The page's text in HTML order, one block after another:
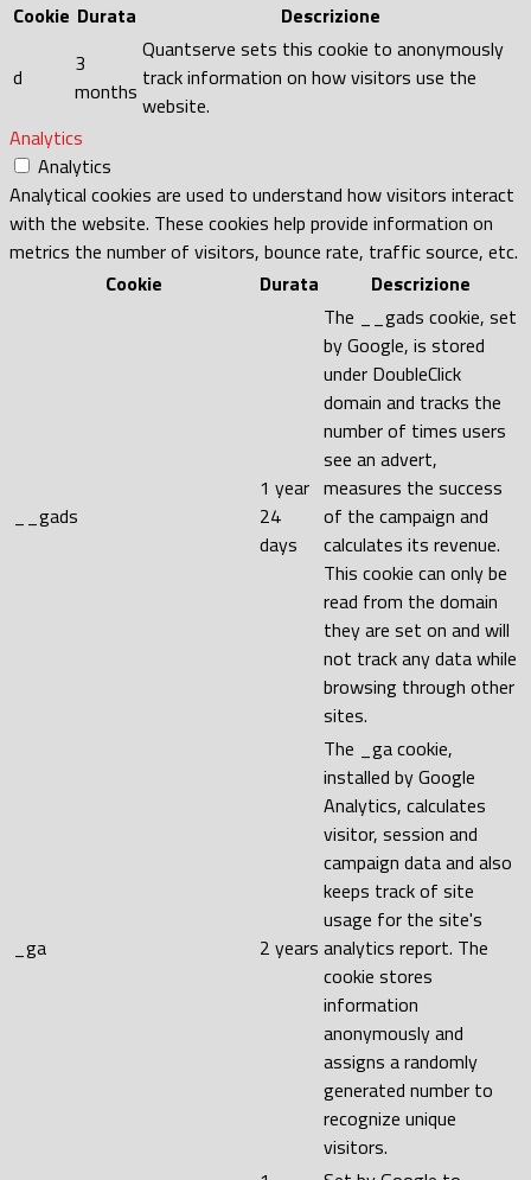
Cookie Durata Descrizione
d
3
months
Quantserve sets this cookie to anonymously
track information on how visitors use the
website.
Analytics
Analytics
Analytical cookies are used to understand how visitors interact
with the website. These cookies help provide information on
metrics the number of visitors, bounce rate, traffic source, etc.
Cookie
Durata Descrizione
__gads
1 year
24
days
The __gads cookie, set
by Google, is stored
under DoubleClick
domain and tracks the
number of times users
see an advert,
measures the success
of the campaign and
calculates its revenue.
This cookie can only be
read from the domain
they are set on and will
not track any data while
browsing through other
sites.
_ga 2 years
The _ga cookie,
installed by Google
Analytics, calculates
visitor, session and
campaign data and also
keeps track of site
usage for the site's
analytics report. The
cookie stores
information
anonymously and
assigns a randomly
generated number to
recognize unique
visitors.